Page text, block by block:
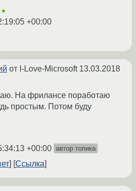
+00:00
от I-Love-Microsoft 13.03.2018
На фрилансе поработаю
простым. Потом буду
+00:00 автор топика
Ссылка